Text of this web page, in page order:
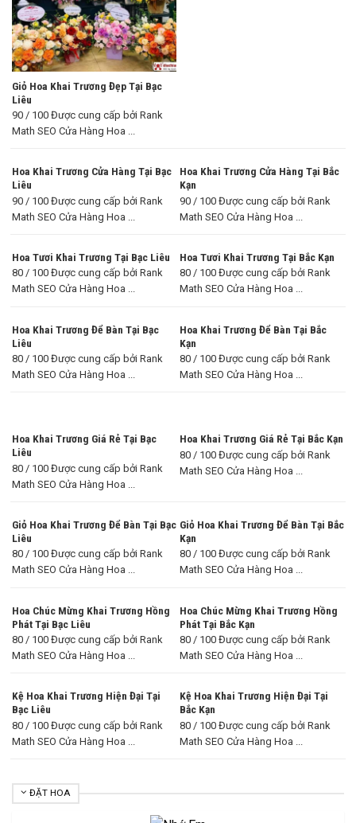
Giỏ Hoa Khai Trương Đẹp Tại Bạc
Liêu
90 / 100 Được cung cấp bởi Rank
Math SEO Cửa Hàng Hoa ...
Hoa Khai Trương Cửa Hàng Tại Bạc
Liêu
90 / 100 Được cung cấp bởi Rank
Math SEO Cửa Hàng Hoa ...
Hoa Khai Trương Cửa Hàng Tại Bắc
Kạn
90 / 100 Được cung cấp bởi Rank
Math SEO Cửa Hàng Hoa ...
Hoa Tươi Khai Trương Tại Bạc Liêu
80 / 100 Được cung cấp bởi Rank
Math SEO Cửa Hàng Hoa ...
Hoa Tươi Khai Trương Tại Bắc Kạn
80 / 100 Được cung cấp bởi Rank
Math SEO Cửa Hàng Hoa ...
Hoa Khai Trương Để Bàn Tại Bạc
Liêu
80 / 100 Được cung cấp bởi Rank
Math SEO Cửa Hàng Hoa ...
Hoa Khai Trương Để Bàn Tại Bắc
Kạn
80 / 100 Được cung cấp bởi Rank
Math SEO Cửa Hàng Hoa ...
Hoa Khai Trương Giá Rẻ Tại Bạc
Liêu
80 / 100 Được cung cấp bởi Rank
Math SEO Cửa Hàng Hoa ...
Hoa Khai Trương Giá Rẻ Tại Bắc Kạn
80 / 100 Được cung cấp bởi Rank
Math SEO Cửa Hàng Hoa ...
Giỏ Hoa Khai Trương Để Bàn Tại Bạc
Liêu
80 / 100 Được cung cấp bởi Rank
Math SEO Cửa Hàng Hoa ...
Giỏ Hoa Khai Trương Để Bàn Tại Bắc
Kạn
80 / 100 Được cung cấp bởi Rank
Math SEO Cửa Hàng Hoa ...
Hoa Chúc Mừng Khai Trương Hồng
Phát Tại Bạc Liêu
80 / 100 Được cung cấp bởi Rank
Math SEO Cửa Hàng Hoa ...
Hoa Chúc Mừng Khai Trương Hồng
Phát Tại Bắc Kạn
80 / 100 Được cung cấp bởi Rank
Math SEO Cửa Hàng Hoa ...
Kệ Hoa Khai Trương Hiện Đại Tại
Bạc Liêu
80 / 100 Được cung cấp bởi Rank
Math SEO Cửa Hàng Hoa ...
Kệ Hoa Khai Trương Hiện Đại Tại
Bắc Kạn
80 / 100 Được cung cấp bởi Rank
Math SEO Cửa Hàng Hoa ...
ĐẶT HOA